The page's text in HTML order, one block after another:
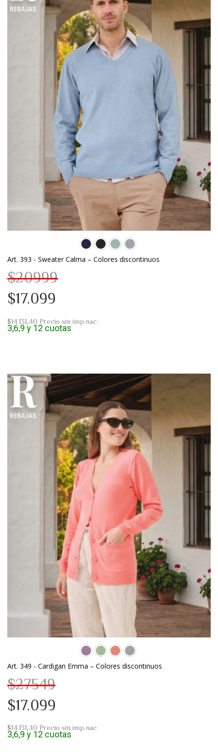
Art. 393 - Sweater Calma – Colores discontinuos
$20999
$17.099
$14.131,40 Precio sin imp.nac.
3,6,9 y 12 cuotas
Art. 349 - Cardigan Emma – Colores discontinuos
$27549
$17.099
$14.131,40 Precio sin imp.nac.
3,6,9 y 12 cuotas